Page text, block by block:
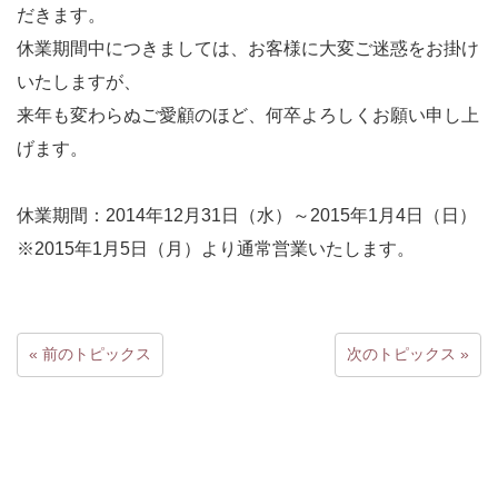
だきます。
休業期間中につきましては、お客様に大変ご迷惑をお掛け
いたしますが、
来年も変わらぬご愛顧のほど、何卒よろしくお願い申し上
げます。
休業期間：2014年12月31日（水）～2015年1月4日（日）
※2015年1月5日（月）より通常営業いたします。
« 前のトピックス 次のトピックス »